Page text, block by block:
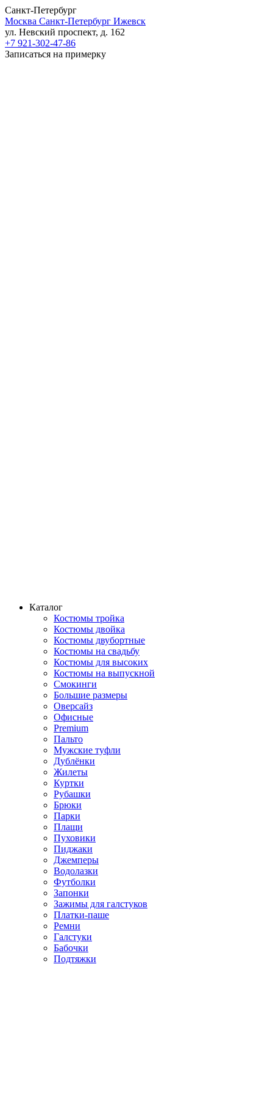
Санкт-Петербург
Москва Санкт-Петербург Ижевск
ул. Невский проспект, д. 162
+7 921-302-47-86
Записаться на примерку
Каталог
Костюмы тройка
Костюмы двойка
Костюмы двубортные
Костюмы на свадьбу
Костюмы для высоких
Костюмы на выпускной
Смокинги
Большие размеры
Оверсайз
Офисные
Premium
Пальто
Мужские туфли
Дублёнки
Жилеты
Куртки
Рубашки
Брюки
Парки
Плащи
Пуховики
Пиджаки
Джемперы
Водолазки
Футболки
Запонки
Зажимы для галстуков
Платки-паше
Ремни
Галстуки
Бабочки
Подтяжки